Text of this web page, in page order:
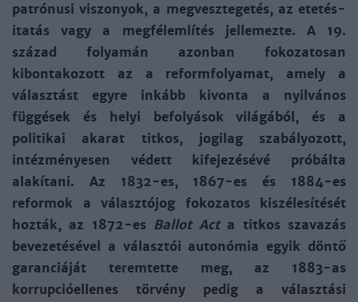
patrónusi viszonyok, a megvesztegetés, az etetés-
itatás vagy a megfélemlítés jellemezte. A 19.
század folyamán azonban fokozatosan
kibontakozott az a reform­folyamat, amely a
választást egyre inkább kivonta a nyilvános
függések és helyi befolyások világából, és a
politikai akarat titkos, jogilag szabályozott,
intézményesen védett kifejezésévé próbálta
alakítani. Az 1832-es, 1867-es és 1884-es
reformok a választójog fokozatos kiszélesítését
hozták, az 1872-es Ballot Act a titkos szavazás
bevezetésével a választói autonómia egyik döntő
garanciáját teremtette meg, az 1883-as
korrupcióellenes törvény pedig a választási